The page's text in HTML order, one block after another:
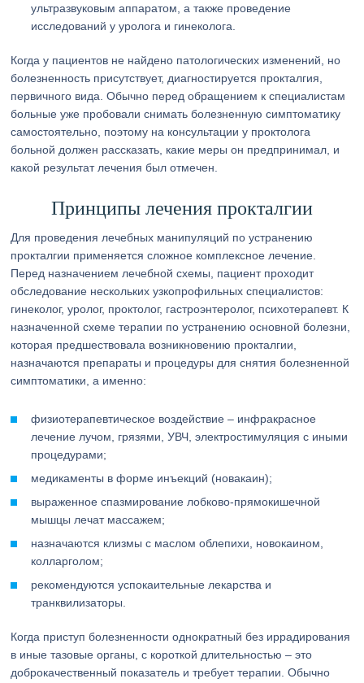
ультразвуковым аппаратом, а также проведение
исследований у уролога и гинеколога.
Когда у пациентов не найдено патологических изменений, но
болезненность присутствует, диагностируется прокталгия,
первичного вида. Обычно перед обращением к специалистам
больные уже пробовали снимать болезненную симптоматику
самостоятельно, поэтому на консультации у проктолога
больной должен рассказать, какие меры он предпринимал, и
какой результат лечения был отмечен.
Принципы лечения прокталгии
Для проведения лечебных манипуляций по устранению
прокталгии применяется сложное комплексное лечение.
Перед назначением лечебной схемы, пациент проходит
обследование нескольких узкопрофильных специалистов:
гинеколог, уролог, проктолог, гастроэнтеролог, психотерапевт. К
назначенной схеме терапии по устранению основной болезни,
которая предшествовала возникновению прокталгии,
назначаются препараты и процедуры для снятия болезненной
симптоматики, а именно:
физиотерапевтическое воздействие – инфракрасное
лечение лучом, грязями, УВЧ, электростимуляция с иными
процедурами;
медикаменты в форме инъекций (новакаин);
выраженное спазмирование лобково-прямокишечной
мышцы лечат массажем;
назначаются клизмы с маслом облепихи, новокаином,
колларголом;
рекомендуются успокаительные лекарства и
транквилизаторы.
Когда приступ болезненности однократный без иррадирования
в иные тазовые органы, с короткой длительностью – это
доброкачественный показатель и требует терапии. Обычно